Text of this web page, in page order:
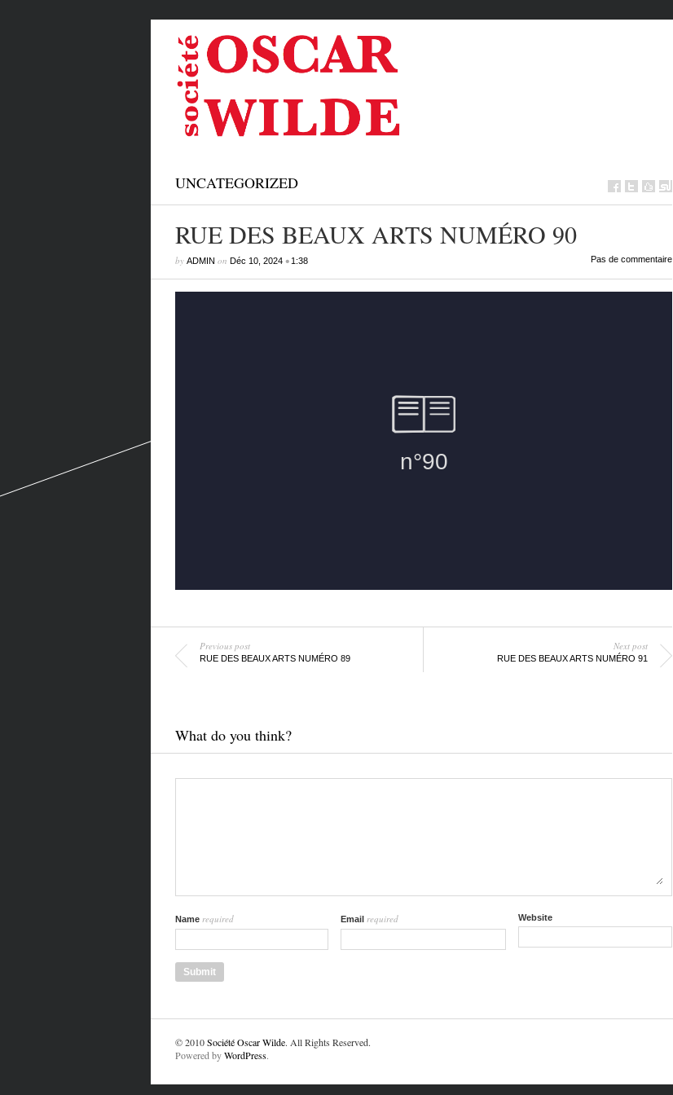
UNCATEGORIZED
RUE DES BEAUX ARTS NUMÉRO 90
by ADMIN on Déc 10, 2024• 1:38 Pas de commentaire
Previous post
RUE DES BEAUX ARTS NUMÉRO 89
Next post
RUE DES BEAUX ARTS NUMÉRO 91
What do you think?
Name required Email required Website
© 2010Société Oscar Wilde. All Rights Reserved.
Powered byWordPress.